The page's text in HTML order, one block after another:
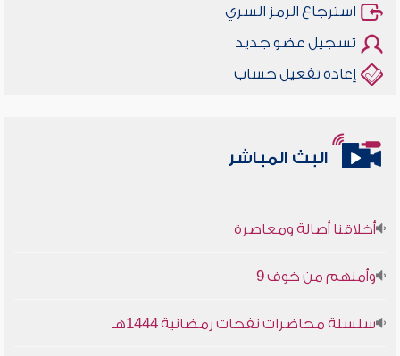
استرجاع الرمز السري
تسجيل عضو جديد
إعادة تفعيل حساب
البث المباشر
أخلاقنا أصالة ومعاصرة
وأمنهم من خوف 9
سلسلة محاضرات نفحات رمضانية 1444هـ